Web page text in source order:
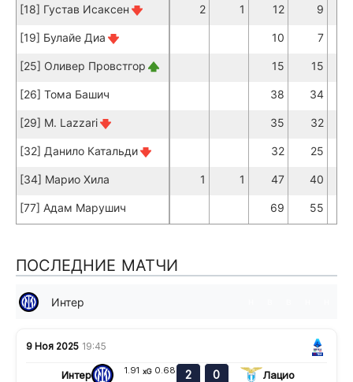
[18] Густав Исаксен 2 1 12 9
[19] Булайе Диа 10 7
[25] Оливер Провстгор 15 15
[26] Тома Башич 38 34
[29] M. Lazzari 35 32
[32] Данило Катальди 32 25
[34] Марио Хила 1 1 47 40
[77] Адам Марушич 69 55
ПОСЛЕДНИЕ МАТЧИ
Интер
9 Ноя 2025 19:45
Интер 1.91 xG 0.68 2 0 Лацио